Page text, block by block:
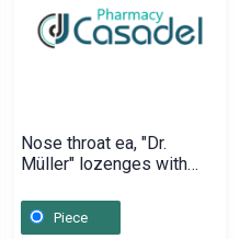
Nose throat ea, "Dr.
Müller" lozenges with
vitamin C /sugar-free,
Չեխիա
Piece